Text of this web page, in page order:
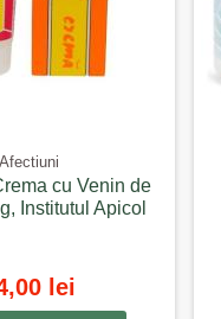
Afectiuni
cu Venin de
Institutul Apicol
lei